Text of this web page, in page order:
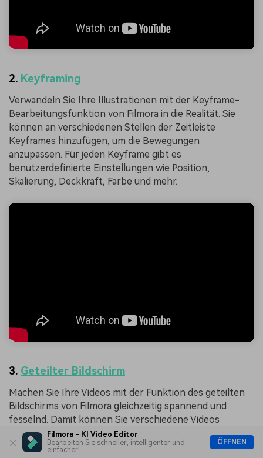
Filmora - KI Video Editor
Bearbeiten Sie schneller, intelligenter und
einfacher!
ÖFFNEN
2. Keyframing
Verwandeln Sie Ihre Illustrationen mit der Keyframe-
Bearbeitungsfunktion von Filmora in die Realität. Sie
können an verschiedenen Stellen der Zeitleiste
Keyframes hinzufügen, um die Bewegungen
anzupassen. Für jeden Keyframe gibt es
benutzerdefinierte Einstellungen wie Position,
Skalierung, Deckkraft, Farbe und mehr.
3. Geteilter Bildschirm
Machen Sie Ihre Videos mit der Funktion des geteilten
Bildschirms von Filmora gleichzeitig spannend und
fesselnd. Damit können Sie verschiedene Videos
hinzufügen und sie automatisch an verschiedene
geteilte Bildschirme anpassen. Sie können auch die